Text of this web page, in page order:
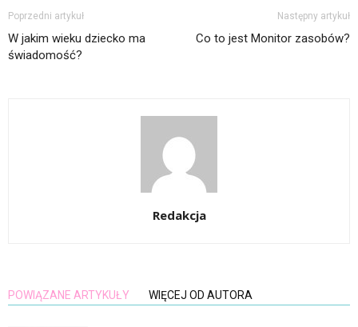
Poprzedni artykuł
W jakim wieku dziecko ma
świadomość?
Następny artykuł
Co to jest Monitor zasobów?
Redakcja
POWIĄZANE ARTYKUŁY WIĘCEJ OD AUTORA